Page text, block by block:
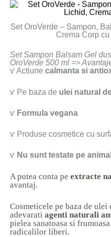
Set OroVerde – Sampon,
Crema Corp
Set Sampon Balsam Gel
OroVerde 500 ml =>
ⱱ Actiune calmanta si
ⱱ Pe baza de ulei natural
ⱱ Formula vegana
ⱱ Produse cosmetice cu
ⱱ Nu sunt testate pe
A putea conta pe extracte
avantaj.
Cosmeticele pe baza de ulei
adevarati agenti naturali
pielea sanatoasa si
radicalilor liberi.